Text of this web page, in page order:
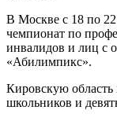
В Москве с 18 по
чемпионат по
инвалидов и лиц с
«Абилимпикс».
Кировскую область
школьников и